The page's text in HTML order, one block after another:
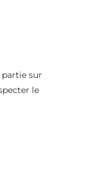
partie sur
le